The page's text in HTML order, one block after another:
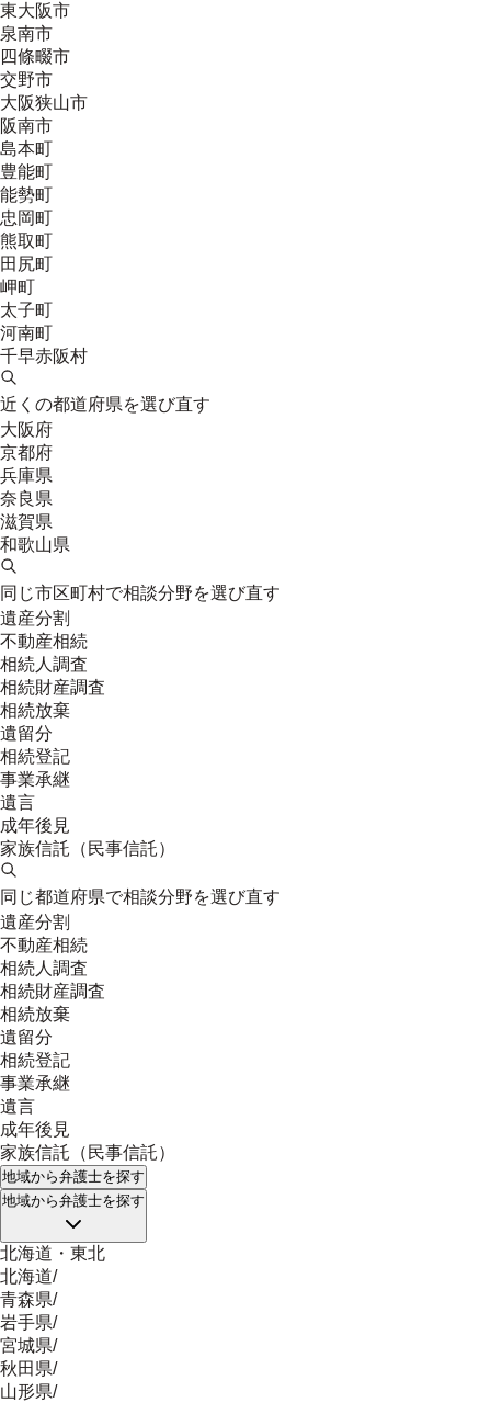
東大阪市
泉南市
四條畷市
交野市
大阪狭山市
阪南市
島本町
豊能町
能勢町
忠岡町
熊取町
田尻町
岬町
太子町
河南町
千早赤阪村
近くの都道府県を選び直す
大阪府
京都府
兵庫県
奈良県
滋賀県
和歌山県
同じ市区町村で相談分野を選び直す
遺産分割
不動産相続
相続人調査
相続財産調査
相続放棄
遺留分
相続登記
事業承継
遺言
成年後見
家族信託（民事信託）
同じ都道府県で相談分野を選び直す
遺産分割
不動産相続
相続人調査
相続財産調査
相続放棄
遺留分
相続登記
事業承継
遺言
成年後見
家族信託（民事信託）
地域から弁護士を探す
地域から弁護士を探す
北海道・東北
北海道/
青森県/
岩手県/
宮城県/
秋田県/
山形県/